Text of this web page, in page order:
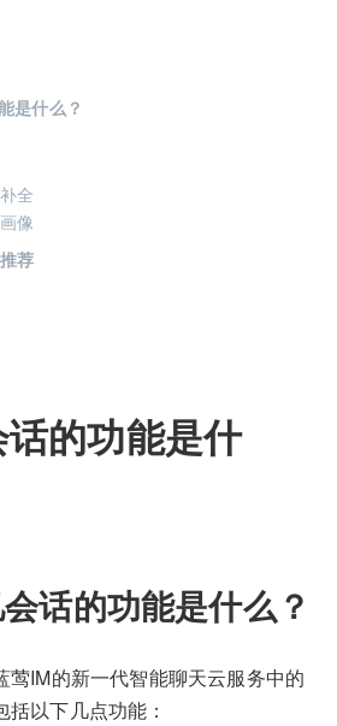
的功能是什
话的功能是什么？
莺IM的新一代智能聊天云服务中的
以下几点功能：
是什么？
全
像
荐